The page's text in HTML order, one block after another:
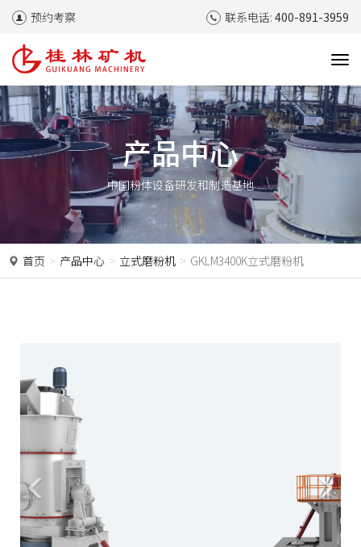
预约考察 联系电话: 400-891-3959
T
g
g
l
e
g
t
产品中心
中国粉体设备研发和制造基地
首页 产品中心 立式磨粉机 GKLM3400K立式磨粉机
r
e
u